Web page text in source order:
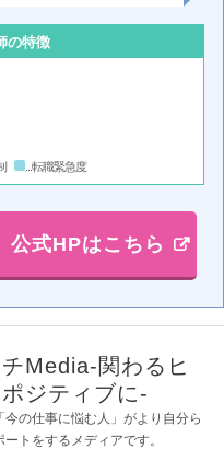
の特徴
...転職緊急度
公式HPはこちら
Media-関わるヒ
ジティブに-
今の仕事に悩む人」がより自分ら
トをするメディアです。